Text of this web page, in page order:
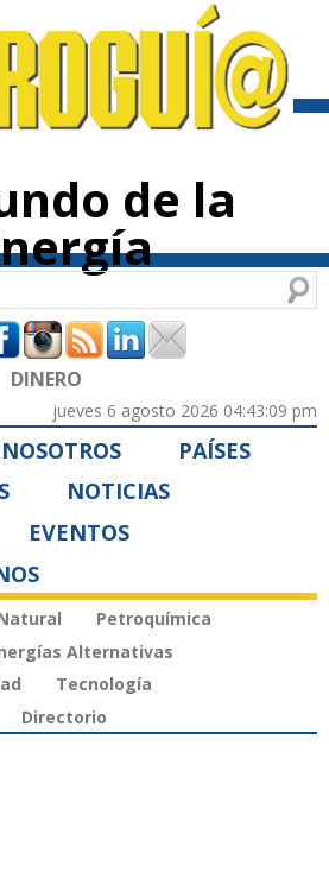
contenido
de la
búsqueda
DINERO
jueves 6 agosto 2026 04:43:09 pm
NOSOTROS
PAÍSES
NOTICIAS
EVENTOS
Petroquímica
Alternativas
Tecnología
Directorio